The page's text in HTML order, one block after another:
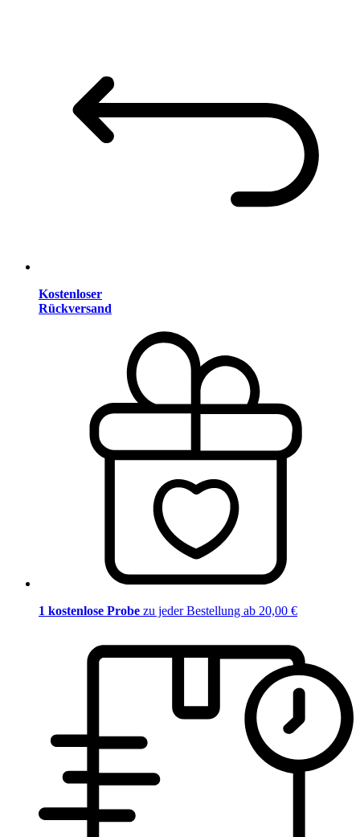
Kostenloser
Rückversand
1 kostenlose Probe zu jeder Bestellung ab 20,00 €